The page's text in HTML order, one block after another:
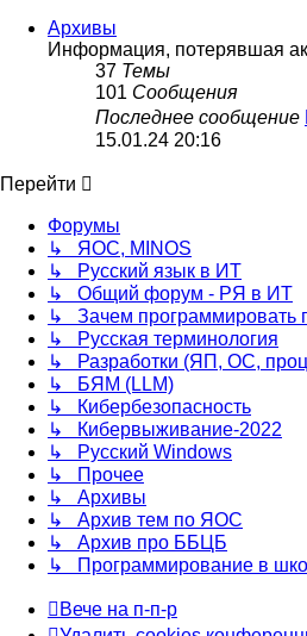
Архивы
Информация, потерявшая
37 Темы
101 Сообщения
Последнее сообщение
15.01.24 20:16
Перейти
Форумы
↳ ЯОС, MINOS
↳ Русский язык в ИТ
↳ Общий форум - РЯ в ИТ
↳ Зачем программировать
↳ Русская терминология
↳ Разработки (ЯП, ОС,
↳ БЯМ (LLM)
↳ Кибербезопасность
↳ Кибервыживание-2022
↳ Русский Windows
↳ Прочее
↳ Архивы
↳ Архив тем по ЯОС
↳ Архив про ББЦБ
↳ Программирование в
Вече на п-п-р